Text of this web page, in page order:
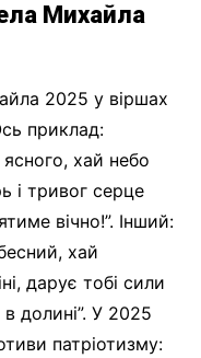
Михайла
2025 у віршах
приклад:
хай небо
і тривог серце
вічно!”. Інший:
хай
дарує тобі сили
в долині”. У 2025
патріотизму: